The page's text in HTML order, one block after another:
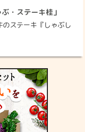
・ステーキ桂」
のステーキ『しゃぶし